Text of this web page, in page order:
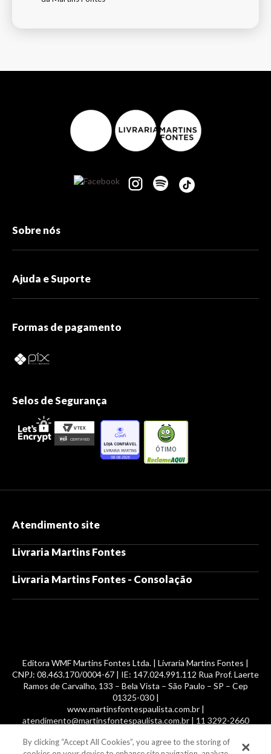
Sobre nós
Ajuda e Suporte
Formas de pagamento
Selos de Segurança
ÓTIMO
Atendimento site
Livraria Martins Fontes
Livraria Martins Fontes - Consolação
Editora WMF Martins Fontes Ltda. | Livraria Martins Fontes |
CNPJ: 08.463.170/0004-67 | IE: 147.024.991.112 Rua Prof. Laerte
Ramos de Carvalho, 133 – Bela Vista – São Paulo – SP – Cep
01325-030 |
www.martinsfontespaulista.com.br |
atendimento@martinsfontespaulista.com.br | 11 3292-2660
© 2014 -2026, MartinsFontes livros nacionais e importados,
By clicking “Accept All Cookies”, you agree to the storing of